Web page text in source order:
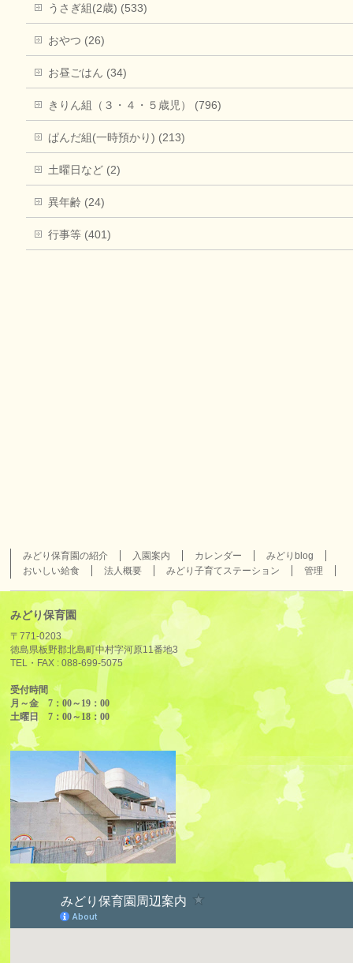
うさぎ組(2歳) (533)
おやつ (26)
お昼ごはん (34)
きりん組（３・４・５歳児） (796)
ぱんだ組(一時預かり) (213)
土曜日など (2)
異年齢 (24)
行事等 (401)
みどり保育園の紹介 入園案内 カレンダー
みどりblog
おいしい給食
法人概要 みどり子育てステーション 管理
みどり保育園
〒771-0203
徳島県板野郡北島町中村字河原11番地3
TEL・FAX :088-699-5075
受付時間
月～金 7：00～19：00
土曜日 7：00～18：00